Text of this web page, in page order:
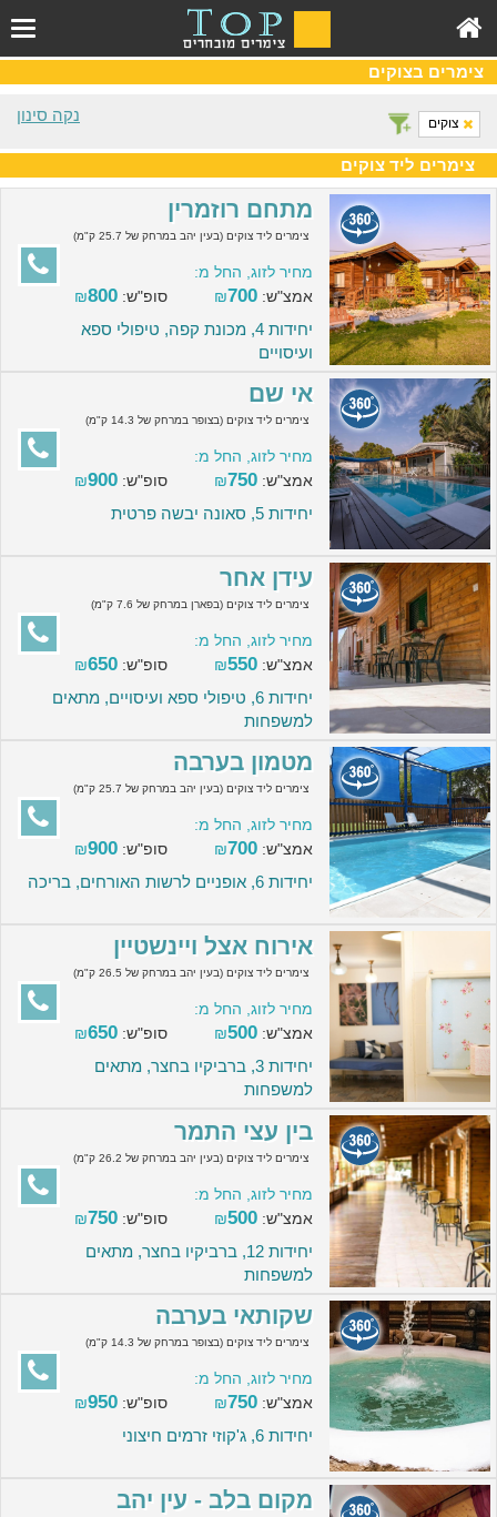
צימרים בצוקים
נקה סינון צוקים
צימרים ליד צוקים
מתחם רוזמרין
צימרים ליד צוקים (בעין יהב במרחק של 25.7 ק"מ)
מחיר לזוג, החל מ:
אמצ"ש:
₪700 סופ"ש: ₪800
יחידות 4, מכונת קפה, טיפולי ספא
ועיסויים
אי שם
צימרים ליד צוקים (בצופר במרחק של 14.3 ק"מ)
מחיר לזוג, החל מ:
אמצ"ש:
₪750 סופ"ש: ₪900
יחידות 5, סאונה יבשה פרטית
עידן אחר
צימרים ליד צוקים (בפארן במרחק של 7.6 ק"מ)
מחיר לזוג, החל מ:
אמצ"ש:
₪550 סופ"ש: ₪650
יחידות 6, טיפולי ספא ועיסויים, מתאים
למשפחות
מטמון בערבה
צימרים ליד צוקים (בעין יהב במרחק של 25.7 ק"מ)
מחיר לזוג, החל מ:
אמצ"ש:
₪700 סופ"ש: ₪900
יחידות 6, אופניים לרשות האורחים, בריכה
אירוח אצל ויינשטיין
צימרים ליד צוקים (בעין יהב במרחק של 26.5 ק"מ)
מחיר לזוג, החל מ:
אמצ"ש:
₪500 סופ"ש: ₪650
יחידות 3, ברביקיו בחצר, מתאים
למשפחות
בין עצי התמר
צימרים ליד צוקים (בעין יהב במרחק של 26.2 ק"מ)
מחיר לזוג, החל מ:
אמצ"ש:
₪500 סופ"ש: ₪750
יחידות 12, ברביקיו בחצר, מתאים
למשפחות
שקותאי בערבה
צימרים ליד צוקים (בצופר במרחק של 14.3 ק"מ)
מחיר לזוג, החל מ:
אמצ"ש:
₪750 סופ"ש: ₪950
יחידות 6, ג'קוזי זרמים חיצוני
מקום בלב - עין יהב